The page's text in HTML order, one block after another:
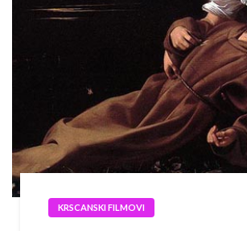
KRSCANSKI FILMOVI